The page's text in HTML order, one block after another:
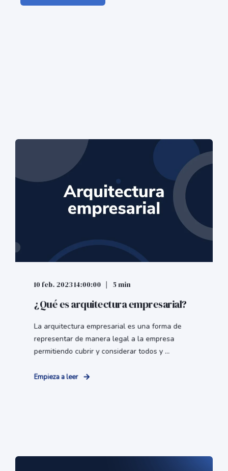
10 feb. 2023 14:00:00 5 min
¿Qué es arquitectura empresarial?
La arquitectura empresarial es una forma de
representar de manera legal a la empresa
permitiendo cubrir y considerar todos y ...
Empieza a leer